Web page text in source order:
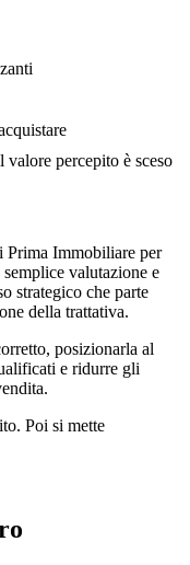
percepito è sceso
Prima Immobiliare per
valutazione e
strategico che parte
della trattativa.
posizionarla al
e ridurre gli
Poi si mette